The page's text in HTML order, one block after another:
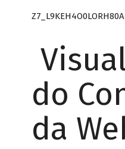
do
da